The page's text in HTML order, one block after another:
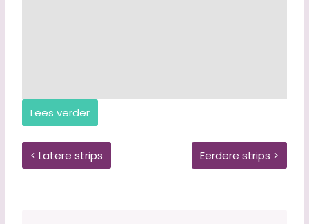
Lees verder
< Latere strips Eerdere strips >